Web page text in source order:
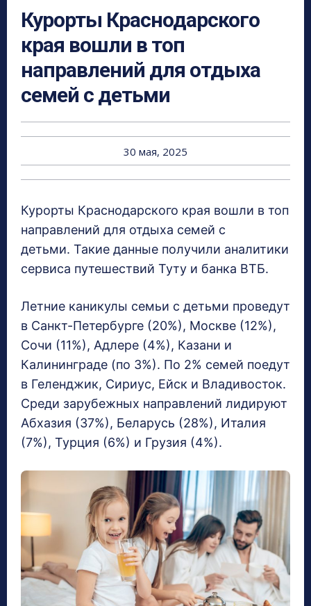
Курорты Краснодарского
края вошли в топ
направлений для отдыха
семей с детьми
30 мая, 2025
Курорты Краснодарского края вошли в топ
направлений для отдыха семей с
детьми. Такие данные получили аналитики
сервиса путешествий Туту и банка ВТБ.
Летние каникулы семьи с детьми проведут
в Санкт-Петербурге (20%), Москве (12%),
Сочи (11%), Адлере (4%), Казани и
Калининграде (по 3%). По 2% семей поедут
в Геленджик, Сириус, Ейск и Владивосток.
Среди зарубежных направлений лидируют
Абхазия (37%), Беларусь (28%), Италия
(7%), Турция (6%) и Грузия (4%).